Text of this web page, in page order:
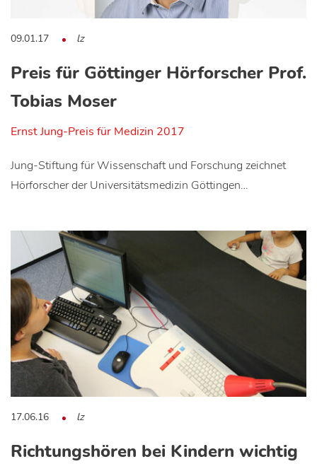
09.01.17 lz
Preis für Göttinger Hörforscher Prof.
Tobias Moser
Ernst Jung-Preis für Medizin 2017
Jung-Stiftung für Wissenschaft und Forschung zeichnet
Hörforscher der Universitätsmedizin Göttingen…
17.06.16 lz
Richtungshören bei Kindern wichtig